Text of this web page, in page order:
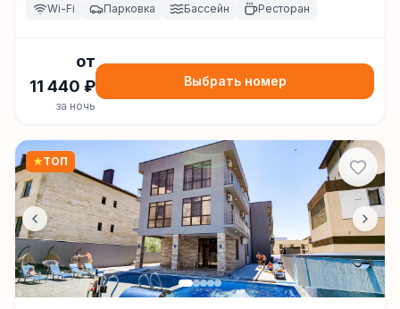
Wi-Fi Парковка Бассейн Ресторан
от
11 440 ₽
за ночь
Выбрать номер
★ТОП